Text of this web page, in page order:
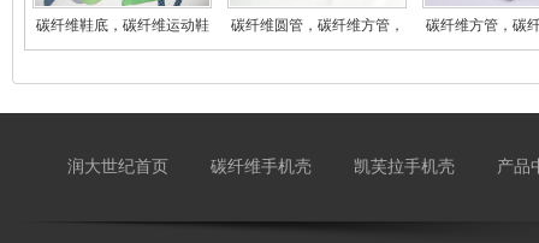
碳纤维鞋底，碳纤维运动鞋
登
碳纤维圆管，碳纤维方管，
碳
碳纤维方管，碳
碳
润大世纪首页 碳纤维手机壳 凯芙拉手机壳 产品